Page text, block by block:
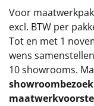
Per stuk
Alle overige
Voor
excl. BTW per
Tot en met 1
wens
10 showrooms.
showroombezoek